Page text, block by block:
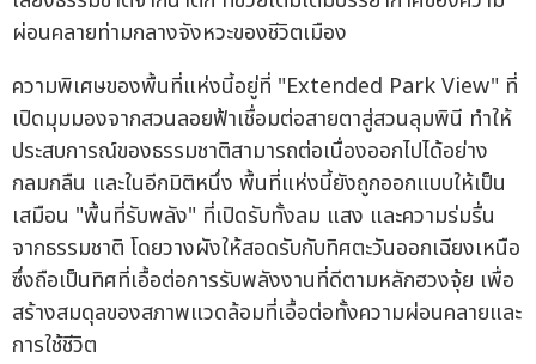
ผ่อนคลายท่ามกลางจังหวะของชีวิตเมือง
ความพิเศษของพื้นที่แห่งนี้อยู่ที่ "Extended Park View" ที่
เปิดมุมมองจากสวนลอยฟ้าเชื่อมต่อสายตาสู่สวนลุมพินี ทำให้
ประสบการณ์ของธรรมชาติสามารถต่อเนื่องออกไปได้อย่าง
กลมกลืน และในอีกมิติหนึ่ง พื้นที่แห่งนี้ยังถูกออกแบบให้เป็น
เสมือน "พื้นที่รับพลัง" ที่เปิดรับทั้งลม แสง และความร่มรื่น
จากธรรมชาติ โดยวางผังให้สอดรับกับทิศตะวันออกเฉียงเหนือ
ซึ่งถือเป็นทิศที่เอื้อต่อการรับพลังงานที่ดีตามหลักฮวงจุ้ย เพื่อ
สร้างสมดุลของสภาพแวดล้อมที่เอื้อต่อทั้งความผ่อนคลายและ
การใช้ชีวิต